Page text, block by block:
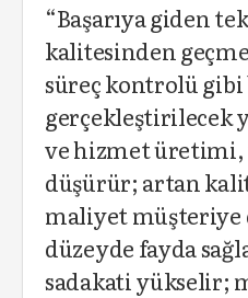
“Başarıya giden
kalitesinden
süreç kontrolü
gerçekleştirilecek
ve hizmet
düşürür; artan
maliyet müşteriye
düzeyde fayda
sadakati yükselir;